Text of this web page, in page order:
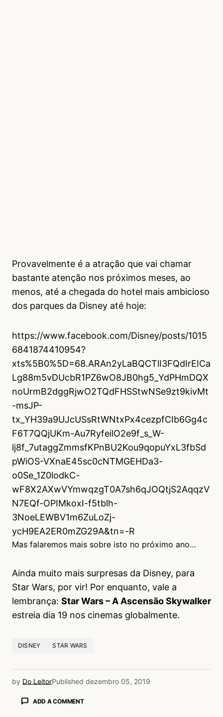
Provavelmente é a atração que vai chamar
bastante atenção nos próximos meses, ao
menos, até a chegada do hotel mais ambicioso
dos parques da Disney até hoje:
https://www.facebook.com/Disney/posts/1015
6841874410954?
xts%5B0%5D=68.ARAn2yLaBQCTlI3FQdIrEICa
Lg88m5vDUcbR1PZ6wO8JB0hg5_YdPHmDQX
noUrmB2dggRjwO2TQdFHSStwNSe9zt9kivMt
-msJP-
tx_YH39a9UJcUSsRtWNtxPx4cezpfCIb6Gg4c
F6T7QQjUKm-Au7RyfeilO2e9f_s_W-
lj8f_7utaggZmmsfKPnBU2Kou9qopuYxL3fbSd
pWiOS-VXnaE45sc0cNTMGEHDa3-
o0Se_1Z0lodkC-
wF8X2AXwVYmwqzgT0A7sh6qJOQtjS2AqqzV
N7EQf-OPIMkoxI-f5tblh-
3NoeLEWBV1m6ZuLoZj-
ycH9EA2ER0mZG29A&tn=-R
Mas falaremos mais sobre isto no próximo ano…
Ainda muito mais surpresas da Disney, para
Star Wars, por vir! Por enquanto, vale a
lembrança: Star Wars – A Ascensão Skywalker
estreia dia 19 nos cinemas globalmente.
DISNEY STAR WARS
by Do LeitorPublished dezembro 05, 2019
ADD A COMMENT